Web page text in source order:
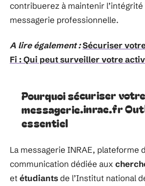
contribuerez à maintenir
messagerie professionnelle.
A lire également :Sécuriser
Fi : Qui peut surveiller votre
Pourquoi sécuriser
messagerie.inrae.fr
essentiel
La messagerie INRAE, plateforme
communication dédiée aux
et étudiantsde l’Institut national